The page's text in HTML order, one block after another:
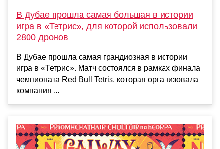
В Дубае прошла самая большая в истории
игра в «Тетрис», для которой использовали
2800 дронов
В Дубае прошла самая грандиозная в истории
игра в «Тетрис». Матч состоялся в рамках финала
чемпионата Red Bull Tetris, которая организовала
компания ...